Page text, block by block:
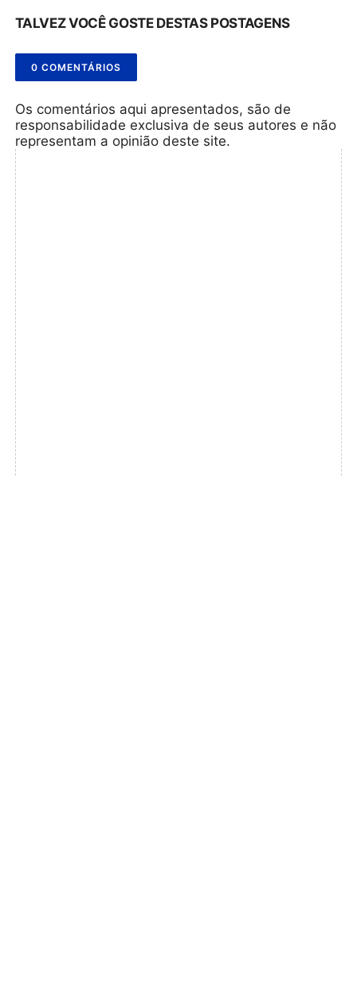
TALVEZ VOCÊ GOSTE DESTAS POSTAGENS
0 COMENTÁRIOS
Os comentários aqui apresentados, são de
responsabilidade exclusiva de seus autores e não
representam a opinião deste site.